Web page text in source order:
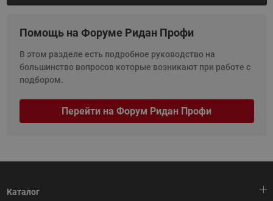
Помощь на Форуме Ридан Профи
В этом разделе есть подробное руководство на
большинство вопросов которые возникают при работе с
подбором.
Перейти на Форум Ридан Профи
Каталог